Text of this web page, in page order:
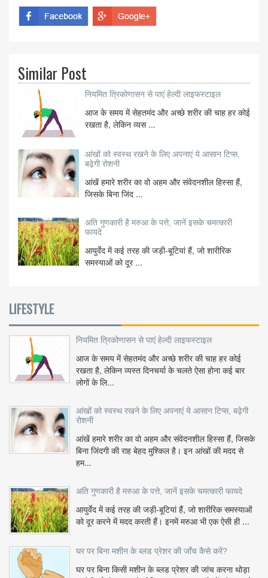
Similar Post
नियमित त्रिकोणासन से पाएं हेल्दी लाइफस्टाइल
आज के समय में सेहतमंद और अच्छे शरीर की चाह हर कोई
रखता है, लेकिन व्यस ...
आंखों को स्वस्थ रखने के लिए अपनाएं ये आसान टिप्स,
बढ़ेगी रोशनी
आंखें हमारे शरीर का वो अहम और संवेदनशील हिस्सा हैं,
जिसके बिना जिंद ...
अति गुणकारी है मरुआ के पत्ते, जानें इसके चमत्कारी
फायदे
आयुर्वेद में कई तरह की जड़ी-बूटियां हैं, जो शारीरिक
समस्याओं को दूर ...
LIFESTYLE
नियमित त्रिकोणासन से पाएं हेल्दी लाइफस्टाइल
आज के समय में सेहतमंद और अच्छे शरीर की चाह हर कोई
रखता है, लेकिन व्यस्त दिनचर्या के चलते ऐसा होना कई बार
लोगों के लि...
आंखों को स्वस्थ रखने के लिए अपनाएं ये आसान टिप्स, बढ़ेगी
रोशनी
आंखें हमारे शरीर का वो अहम और संवेदनशील हिस्सा हैं, जिसके
बिना जिंदगी की राह बेहद मुश्किल है। इन आंखों की मदद से
हम...
अति गुणकारी है मरुआ के पत्ते, जानें इसके चमत्कारी फायदे
आयुर्वेद में कई तरह की जड़ी-बूटियां हैं, जो शारीरिक समस्याओं
को दूर करने में मदद करती हैं। इनमें मरुआ भी एक ऐसी ही ...
घर पर बिना मशीन के ब्लड प्रेशर की जाँच कैसे करें?
घर पर बिना किसी मशीन के ब्लड प्रेशर की जांच करना थोड़ा